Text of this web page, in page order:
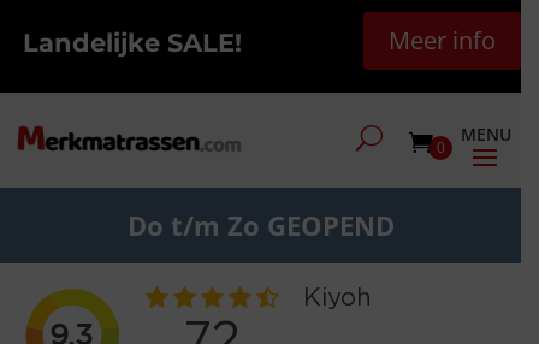
Landelijke SALE! Meer info
0
Do t/m Zo GEOPEND